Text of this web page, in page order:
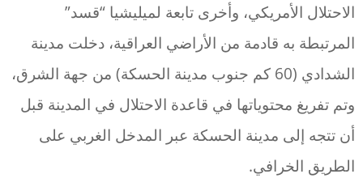
الاحتلال الأمريكي، وأخرى تابعة لميليشيا “قسد”
المرتبطة به قادمة من الأراضي العراقية، دخلت مدينة
الشدادي (60 كم جنوب مدينة الحسكة) من جهة الشرق،
وتم تفريغ محتوياتها في قاعدة الاحتلال في المدينة قبل
أن تتجه إلى مدينة الحسكة عبر المدخل الغربي على
الطريق الخرافي.